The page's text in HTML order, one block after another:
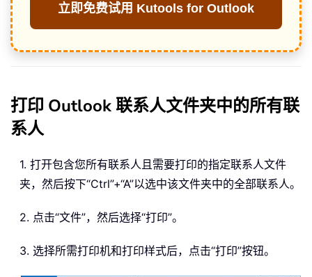
立即免费试用 Kutools for Outlook
打印 Outlook 联系人文件夹中的所有联
系人
1. 打开包含您所有联系人且需要打印的指定联系人文件
夹，然后按下“Ctrl”+“A”以选中该文件夹中的全部联系人。
2. 点击“文件”，然后选择“打印”。
3. 选择所需打印机和打印样式后，点击“打印”按钮。